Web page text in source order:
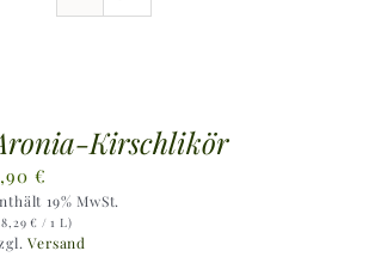
Kirschlikör
€
19% MwSt.
€ / 1 L)
Versand